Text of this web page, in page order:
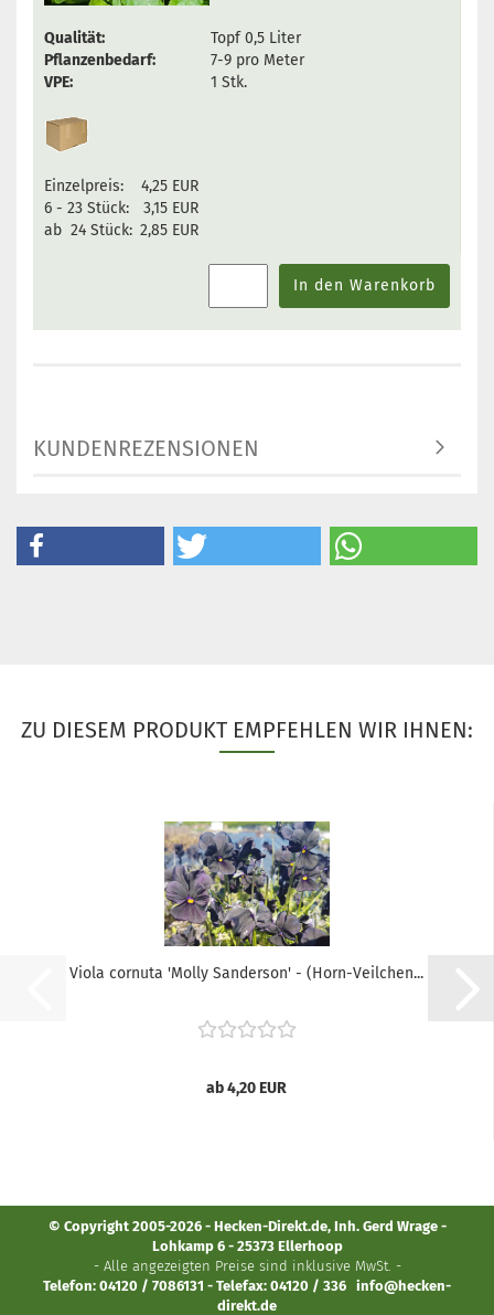
Qualität:
Topf 0,5 Liter
Pflanzenbedarf:
7-9 pro Meter
VPE:
1 Stk.
Einzelpreis:
4,25 EUR
6 - 23 Stück:
3,15 EUR
ab 24 Stück: 2,85 EUR
In den Warenkorb
KUNDENREZENSIONEN
ZU DIESEM PRODUKT EMPFEHLEN WIR IHNEN:
Viola cornuta 'Molly Sanderson' - (Horn-Veilchen...
ab 4,20 EUR
© Copyright 2005-2026 - Hecken-Direkt.de, Inh. Gerd Wrage -
Lohkamp 6 - 25373 Ellerhoop
- Alle angezeigten Preise sind inklusive MwSt. -
Telefon: 04120 / 7086131 - Telefax: 04120 / 336 info@hecken-
direkt.de